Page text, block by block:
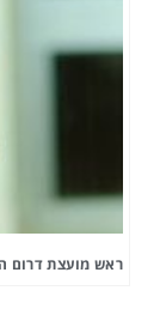
ראש מועצת דרום